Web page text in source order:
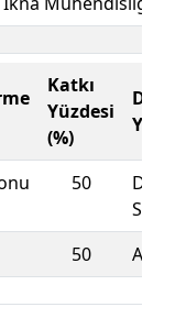
Katkı
Yüzdesi
(%)
50
Sınavı
50 Ara